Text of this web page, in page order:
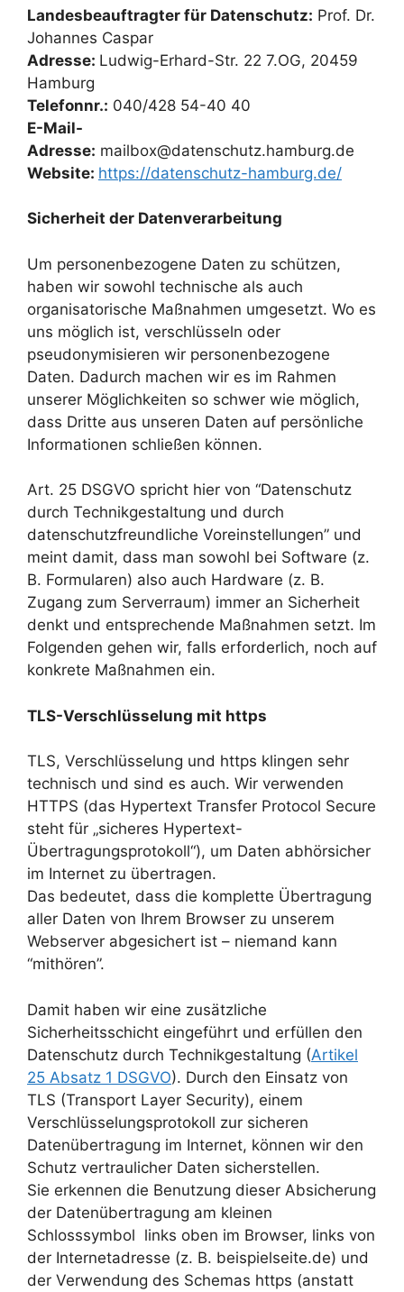
Landesbeauftragter für Datenschutz: Prof. Dr.
Johannes Caspar
Adresse: Ludwig-Erhard-Str. 22 7.OG, 20459
Hamburg
Telefonnr.: 040/428 54-40 40
E-Mail-
Adresse: mailbox@datenschutz.hamburg.de
Website: https://datenschutz-hamburg.de/
Sicherheit der Datenverarbeitung
Um personenbezogene Daten zu schützen,
haben wir sowohl technische als auch
organisatorische Maßnahmen umgesetzt. Wo es
uns möglich ist, verschlüsseln oder
pseudonymisieren wir personenbezogene
Daten. Dadurch machen wir es im Rahmen
unserer Möglichkeiten so schwer wie möglich,
dass Dritte aus unseren Daten auf persönliche
Informationen schließen können.
Art. 25 DSGVO spricht hier von “Datenschutz
durch Technikgestaltung und durch
datenschutzfreundliche Voreinstellungen” und
meint damit, dass man sowohl bei Software (z.
B. Formularen) also auch Hardware (z. B.
Zugang zum Serverraum) immer an Sicherheit
denkt und entsprechende Maßnahmen setzt. Im
Folgenden gehen wir, falls erforderlich, noch auf
konkrete Maßnahmen ein.
TLS-Verschlüsselung mit https
TLS, Verschlüsselung und https klingen sehr
technisch und sind es auch. Wir verwenden
HTTPS (das Hypertext Transfer Protocol Secure
steht für „sicheres Hypertext-
Übertragungsprotokoll“), um Daten abhörsicher
im Internet zu übertragen.
Das bedeutet, dass die komplette Übertragung
aller Daten von Ihrem Browser zu unserem
Webserver abgesichert ist – niemand kann
“mithören”.
Damit haben wir eine zusätzliche
Sicherheitsschicht eingeführt und erfüllen den
Datenschutz durch Technikgestaltung (Artikel
25 Absatz 1 DSGVO). Durch den Einsatz von
TLS (Transport Layer Security), einem
Verschlüsselungsprotokoll zur sicheren
Datenübertragung im Internet, können wir den
Schutz vertraulicher Daten sicherstellen.
Sie erkennen die Benutzung dieser Absicherung
der Datenübertragung am kleinen
Schlosssymbol links oben im Browser, links von
der Internetadresse (z. B. beispielseite.de) und
der Verwendung des Schemas https (anstatt